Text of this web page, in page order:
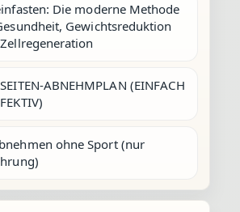
Die moderne Methode
Gewichtsreduktion
ABNEHMPLAN (EINFACH
ohne Sport (nur